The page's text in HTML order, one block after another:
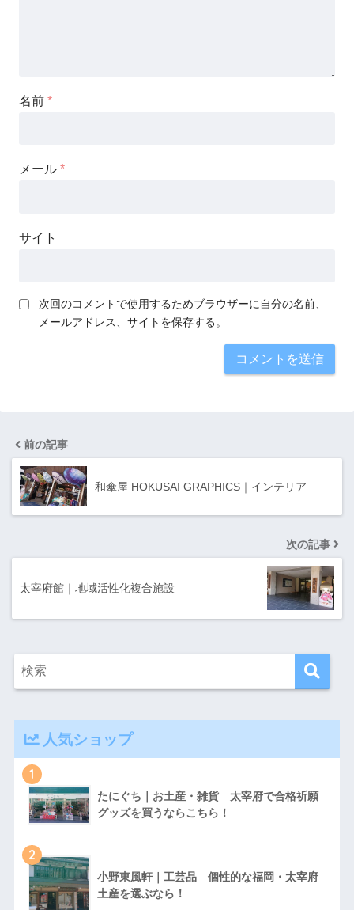
名前 *
メール *
サイト
次回のコメントで使用するためブラウザーに自分の名前、
メールアドレス、サイトを保存する。
前の記事
和傘屋 HOKUSAI GRAPHICS｜インテリア
次の記事
太宰府館｜地域活性化複合施設
人気ショップ
1
たにぐち｜お土産・雑貨 太宰府で合格祈願
グッズを買うならこちら！
2
小野東風軒｜工芸品 個性的な福岡・太宰府
土産を選ぶなら！